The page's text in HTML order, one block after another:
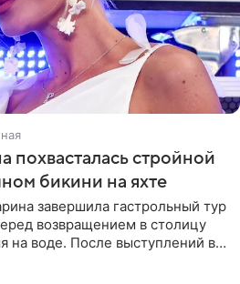
похвасталась стройной
бикини на яхте
завершила гастрольный тур
возвращением в столицу
на воде. После выступлений в